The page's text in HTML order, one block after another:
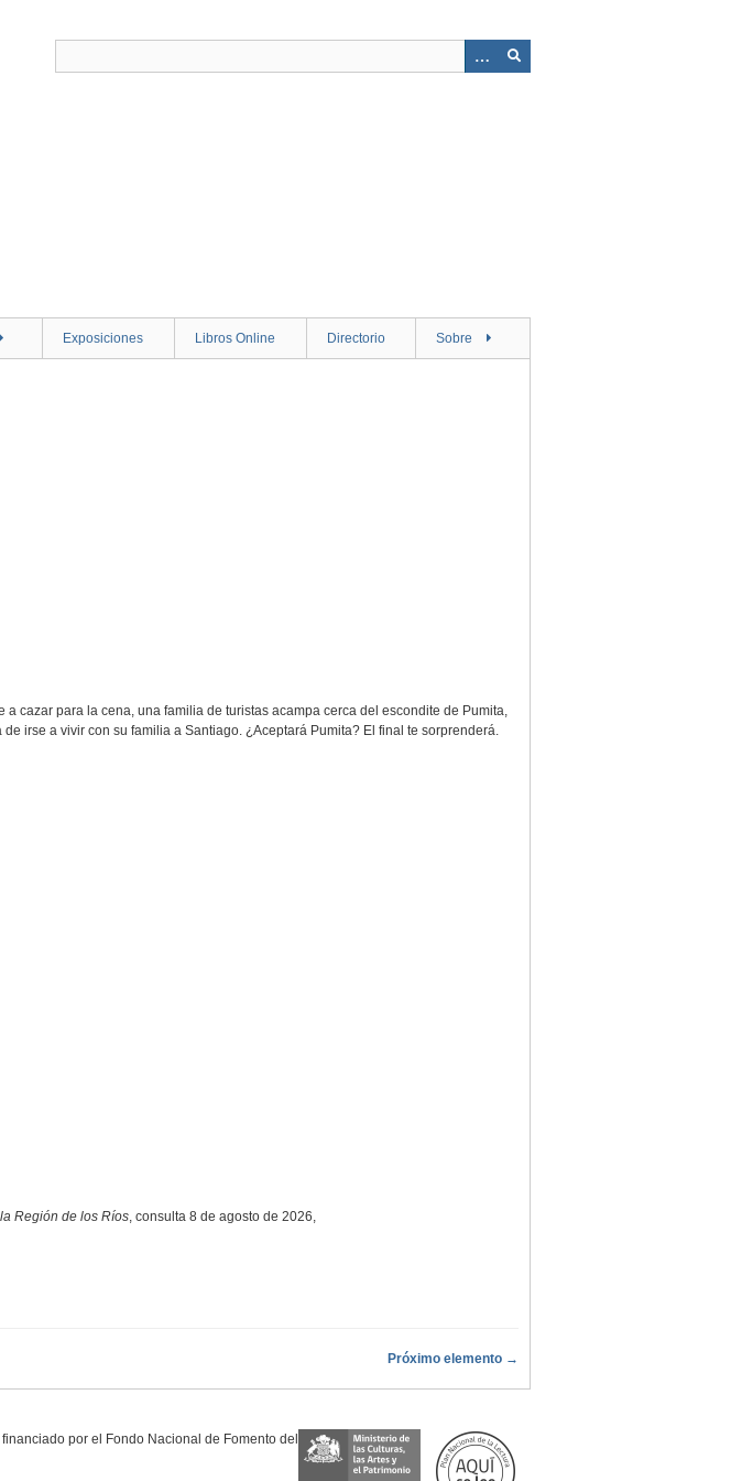
Exposiciones Libros Online Directorio Sobre
cazar para la cena, una familia de turistas acampa cerca del escondite de Pumita,
irse a vivir con su familia a Santiago. ¿Aceptará Pumita? El final te sorprenderá.
Región de los Ríos, consulta 8 de agosto de 2026,
Próximo elemento →
por el Fondo Nacional de Fomento del